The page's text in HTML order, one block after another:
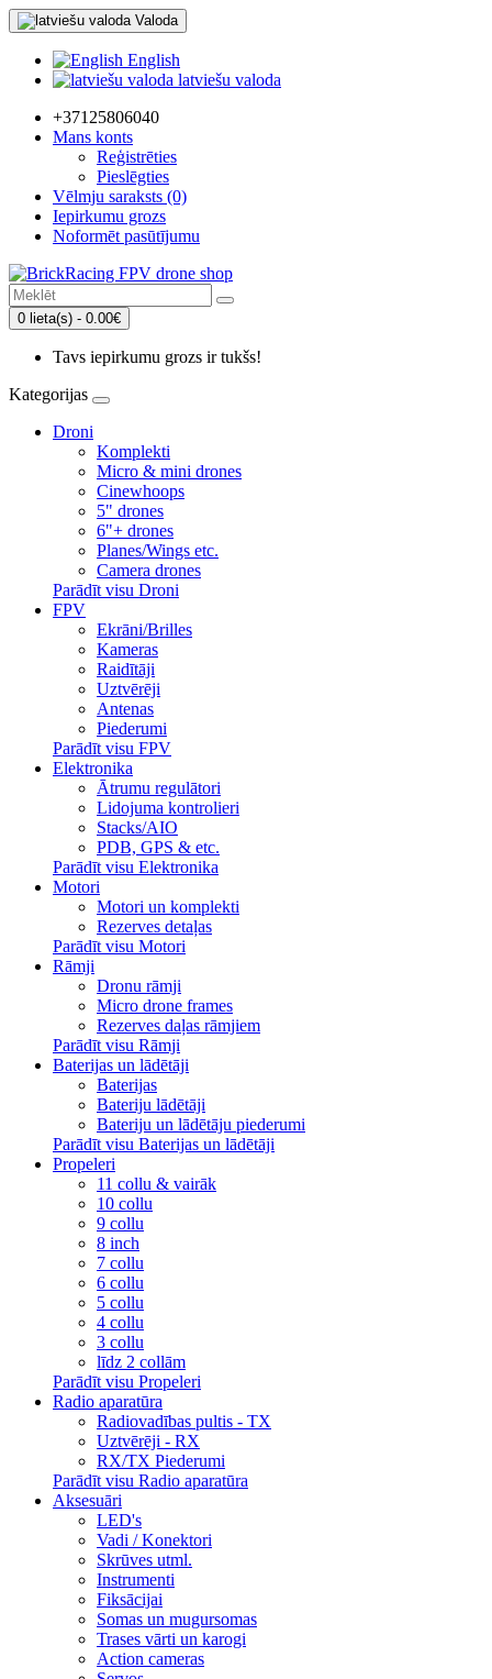
Valoda
English
latviešu valoda
+37125806040
Mans konts
Reģistrēties
Pieslēgties
Vēlmju saraksts (0)
Iepirkumu grozs
Noformēt pasūtījumu
0 lieta(s) - 0.00€
Tavs iepirkumu grozs ir tukšs!
Kategorijas
Droni
Komplekti
Micro & mini drones
Cinewhoops
5" drones
6"+ drones
Planes/Wings etc.
Camera drones
Parādīt visu Droni
FPV
Ekrāni/Brilles
Kameras
Raidītāji
Uztvērēji
Antenas
Piederumi
Parādīt visu FPV
Elektronika
Ātrumu regulātori
Lidojuma kontrolieri
Stacks/AIO
PDB, GPS & etc.
Parādīt visu Elektronika
Motori
Motori un komplekti
Rezerves detaļas
Parādīt visu Motori
Rāmji
Dronu rāmji
Micro drone frames
Rezerves daļas rāmjiem
Parādīt visu Rāmji
Baterijas un lādētāji
Baterijas
Bateriju lādētāji
Bateriju un lādētāju piederumi
Parādīt visu Baterijas un lādētāji
Propeleri
11 collu & vairāk
10 collu
9 collu
8 inch
7 collu
6 collu
5 collu
4 collu
3 collu
līdz 2 collām
Parādīt visu Propeleri
Radio aparatūra
Radiovadības pultis - TX
Uztvērēji - RX
RX/TX Piederumi
Parādīt visu Radio aparatūra
Aksesuāri
LED's
Vadi / Konektori
Skrūves utml.
Instrumenti
Fiksācijai
Somas un mugursomas
Trases vārti un karogi
Action cameras